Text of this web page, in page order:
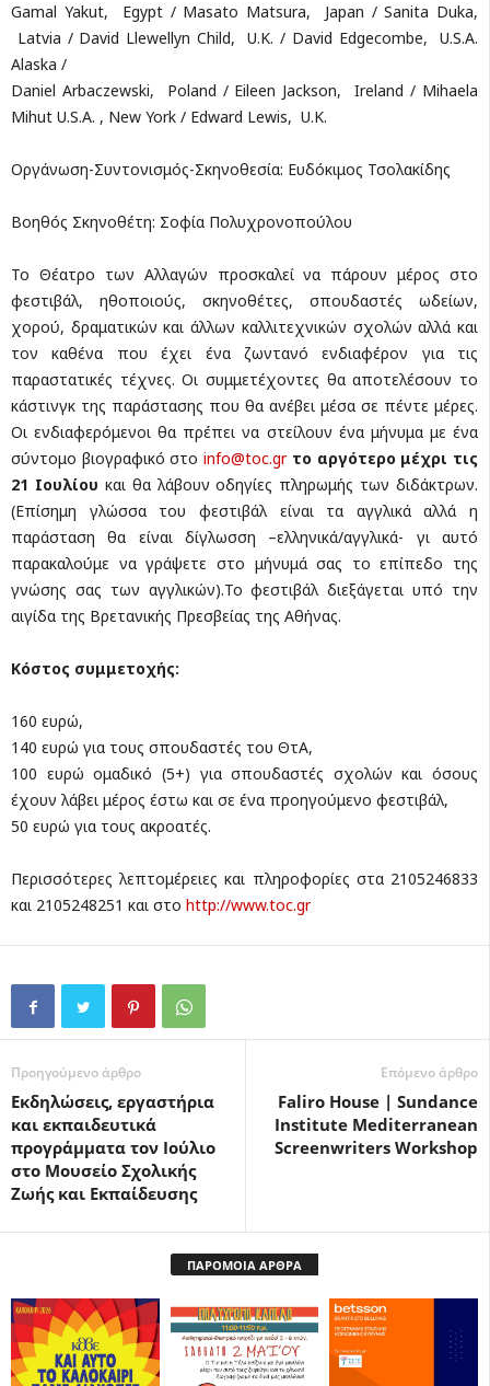
Gamal Yakut, Egypt / Masato Matsura, Japan / Sanita Duka,
Latvia / David Llewellyn Child, U.K. / David Edgecombe, U.S.A.
Alaska /
Daniel Arbaczewski, Poland / Eileen Jackson, Ireland / Mihaela
Mihut U.S.A. , New York / Edward Lewis, U.K.
Οργάνωση-Συντονισμός-Σκηνοθεσία: Ευδόκιμος Τσολακίδης
Βοηθός Σκηνοθέτη: Σοφία Πολυχρονοπούλου
Το Θέατρο των Αλλαγών προσκαλεί να πάρουν μέρος στο
φεστιβάλ, ηθοποιούς, σκηνοθέτες, σπουδαστές ωδείων,
χορού, δραματικών και άλλων καλλιτεχνικών σχολών αλλά και
τον καθένα που έχει ένα ζωντανό ενδιαφέρον για τις
παραστατικές τέχνες. Οι συμμετέχοντες θα αποτελέσουν το
κάστινγκ της παράστασης που θα ανέβει μέσα σε πέντε μέρες.
Οι ενδιαφερόμενοι θα πρέπει να στείλουν ένα μήνυμα με ένα
σύντομο βιογραφικό στοinfo@toc.gr το αργότερο μέχρι τις
21 Ιουλίου και θα λάβουν οδηγίες πληρωμής των διδάκτρων.
(Επίσημη γλώσσα του φεστιβάλ είναι τα αγγλικά αλλά η
παράσταση θα είναι δίγλωσση –ελληνικά/αγγλικά- γι αυτό
παρακαλούμε να γράψετε στο μήνυμά σας το επίπεδο της
γνώσης σας των αγγλικών).Το φεστιβάλ διεξάγεται υπό την
αιγίδα της Βρετανικής Πρεσβείας της Αθήνας.
Κόστος συμμετοχής:
160 ευρώ,
140 ευρώ για τους σπουδαστές του ΘτΑ,
100 ευρώ ομαδικό (5+) για σπουδαστές σχολών και όσους
έχουν λάβει μέρος έστω και σε ένα προηγούμενο φεστιβάλ,
50 ευρώ για τους ακροατές.
Περισσότερες λεπτομέρειες και πληροφορίες στα 2105246833
και 2105248251 και στο http://www.toc.gr
Προηγούμενο άρθρο
Εκδηλώσεις, εργαστήρια
και εκπαιδευτικά
προγράμματα τον Ιούλιο
στο Μουσείο Σχολικής
Ζωής και Εκπαίδευσης
Επόμενο άρθρο
Faliro House | Sundance
Institute Mediterranean
Screenwriters Workshop
ΠΑΡΟΜΟΙΑ ΑΡΘΡΑ